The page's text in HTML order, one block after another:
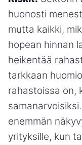
huonosti
mutta kaikki,
hopean hinnan
heikentää
tarkkaan
rahastoissa on,
enemmän
yrityksille, kun